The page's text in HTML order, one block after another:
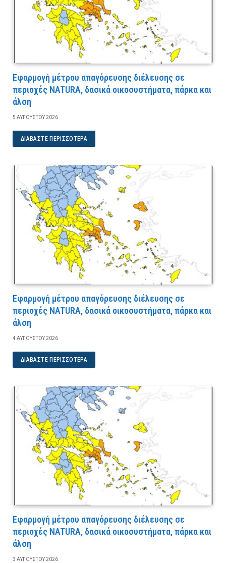
Εφαρμογή μέτρου απαγόρευσης διέλευσης σε
περιοχές NATURA, δασικά οικοσυστήματα, πάρκα και
άλση
5 ΑΥΓΟΎΣΤΟΥ 2026
ΔΙΑΒΆΣΤΕ ΠΕΡΙΣΣΌΤΕΡΑ
Εφαρμογή μέτρου απαγόρευσης διέλευσης σε
περιοχές NATURA, δασικά οικοσυστήματα, πάρκα και
άλση
4 ΑΥΓΟΎΣΤΟΥ 2026
ΔΙΑΒΆΣΤΕ ΠΕΡΙΣΣΌΤΕΡΑ
Εφαρμογή μέτρου απαγόρευσης διέλευσης σε
περιοχές NATURA, δασικά οικοσυστήματα, πάρκα και
άλση
3 ΑΥΓΟΎΣΤΟΥ 2026